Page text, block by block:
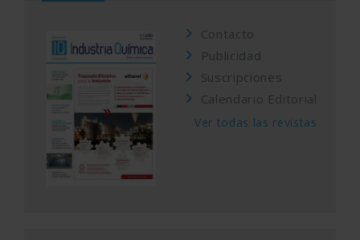
Contacto
Publicidad
Suscripciones
Calendario Editorial
Ver todas las revistas